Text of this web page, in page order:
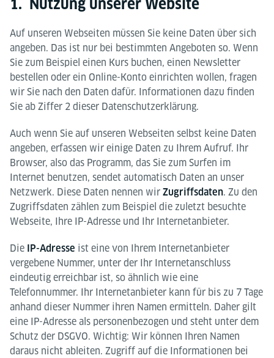
1. Nutzung unserer Website
Auf unseren Webseiten müssen Sie keine Daten über sich
angeben. Das ist nur bei bestimmten Angeboten so. Wenn
Sie zum Beispiel einen Kurs buchen, einen Newsletter
bestellen oder ein Online-Konto einrichten wollen, fragen
wir Sie nach den Daten dafür. Informationen dazu finden
Sie ab Ziffer 2 dieser Datenschutzerklärung.
Auch wenn Sie auf unseren Webseiten selbst keine Daten
angeben, erfassen wir einige Daten zu Ihrem Aufruf. Ihr
Browser, also das Programm, das Sie zum Surfen im
Internet benutzen, sendet automatisch Daten an unser
Netzwerk. Diese Daten nennen wir Zugriffsdaten. Zu den
Zugriffsdaten zählen zum Beispiel die zuletzt besuchte
Webseite, Ihre IP-Adresse und Ihr Internetanbieter.
Die IP-Adresse ist eine von Ihrem Internetanbieter
vergebene Nummer, unter der Ihr Internetanschluss
eindeutig erreichbar ist, so ähnlich wie eine
Telefonnummer. Ihr Internetanbieter kann für bis zu 7 Tage
anhand dieser Nummer ihren Namen ermitteln. Daher gilt
eine IP-Adresse als personenbezogen und steht unter dem
Schutz der DSGVO. Wichtig: Wir können Ihren Namen
daraus nicht ableiten. Zugriff auf die Informationen bei